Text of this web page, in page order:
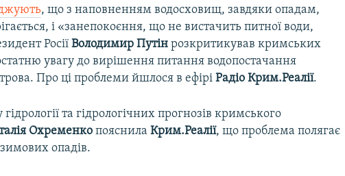
, що з наповненням водосховищ, завдяки опадам,
і «занепокоєння, що не вистачить питної води,
РосіїВолодимир Путінрозкритикував кримських
увагу до вирішення питання водопостачання
Про ці проблеми йшлося в ефіріРадіо Крим.Реалії.
та гідрологічних прогнозів кримського
Охременко пояснилаКрим.Реалії, що проблема полягає
опадів.